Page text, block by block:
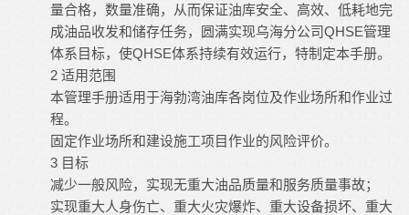
量合格，数量准确，从而保证油库安全、高效、低耗地完
成油品收发和储存任务，圆满实现乌海分公司QHSE管理
体系目标，使QHSE体系持续有效运行，特制定本手册。
2 适用范围
本管理手册适用于海勃湾油库各岗位及作业场所和作业过
程。
固定作业场所和建设施工项目作业的风险评价。
3 目标
减少一般风险，实现无重大油品质量和服务质量事故；
实现重大人身伤亡、重大火灾爆炸、重大设备损坏、重大